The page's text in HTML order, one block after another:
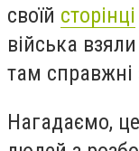
своїй сторінці
війська
там справжні
Нагадаємо,